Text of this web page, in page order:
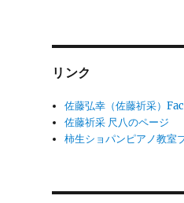
リンク
佐藤弘幸（佐藤祈采）
佐藤祈采 尺八のページ
柿生ショパンピアノ教室